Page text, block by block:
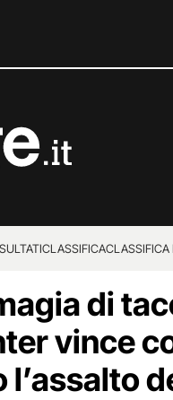
CLASSIFICACLASSIFICA
di
vince